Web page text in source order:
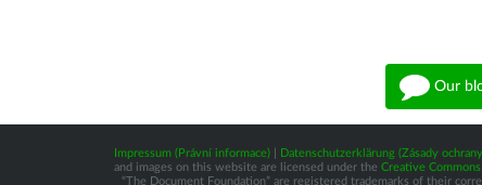
Our
Impressum (Právní informace)| Datenschutzerklärung (Zásady
and images on this website are licensed under the Creative
“The Document Foundation” are registered trademarks of their